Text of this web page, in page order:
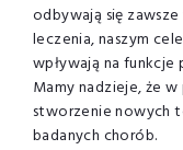
odbywają się
leczenia, naszym
wpływają na
Mamy nadzieje, że
stworzenie nowych
badanych chorób.